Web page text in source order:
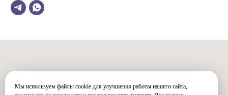
Мы используем файлы cookie для улучшения работы нашего сайта,